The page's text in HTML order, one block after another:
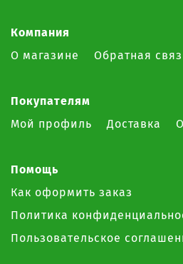
Компания
О магазине
Обратная
Покупателям
Мой профиль
Доставка
Помощь
Как оформить заказ
Политика
Пользовательское